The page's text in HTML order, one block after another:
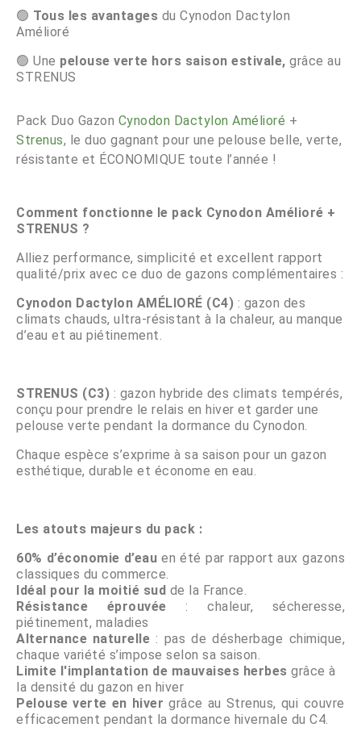
🟢 Tous les avantages du Cynodon Dactylon
Amélioré
🟢 Une pelouse verte hors saison estivale, grâce au
STRENUS
Pack Duo Gazon Cynodon Dactylon Amélioré +
Strenus, le duo gagnant pour une pelouse belle, verte,
résistante et ÉCONOMIQUE toute l’année !
Comment fonctionne le pack Cynodon Amélioré +
STRENUS ?
Alliez performance, simplicité et excellent rapport
qualité/prix avec ce duo de gazons complémentaires :
Cynodon Dactylon AMÉLIORÉ (C4) : gazon des
climats chauds, ultra-résistant à la chaleur, au manque
d’eau et au piétinement.
STRENUS (C3) : gazon hybride des climats tempérés,
conçu pour prendre le relais en hiver et garder une
pelouse verte pendant la dormance du Cynodon.
Chaque espèce s’exprime à sa saison pour un gazon
esthétique, durable et économe en eau.
Les atouts majeurs du pack :
60% d’économie d’eau en été par rapport aux gazons
classiques du commerce.
Idéal pour la moitié sud de la France.
Résistance éprouvée : chaleur, sécheresse,
piétinement, maladies
Alternance naturelle : pas de désherbage chimique,
chaque variété s’impose selon sa saison.
Limite l'implantation de mauvaises herbes grâce à
la densité du gazon en hiver
Pelouse verte en hiver grâce au Strenus, qui couvre
efficacement pendant la dormance hivernale du C4.